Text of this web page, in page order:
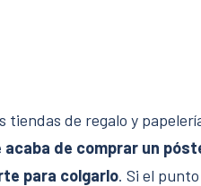
tiendas de regalo y
de comprar un
para colgarlo. Si el